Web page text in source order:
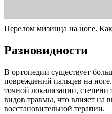
Перелом мизинца на ноге.
Разновидности
В ортопедии существует
повреждений пальцев на
точной локализации, степени
видов травмы, что влияет на
восстановительной терапии.